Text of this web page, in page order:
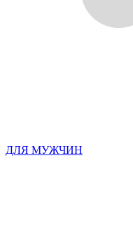
ДЛЯ МУЖЧИН